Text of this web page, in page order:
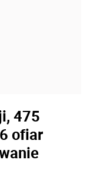
475
ofiar